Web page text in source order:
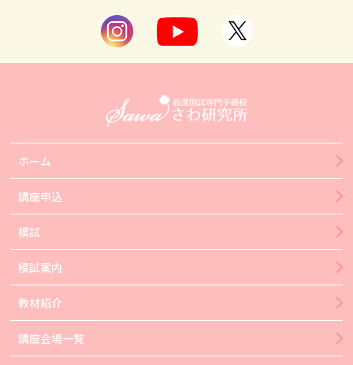
ホーム
講座申込
模試
模試案内
教材紹介
講座会場一覧